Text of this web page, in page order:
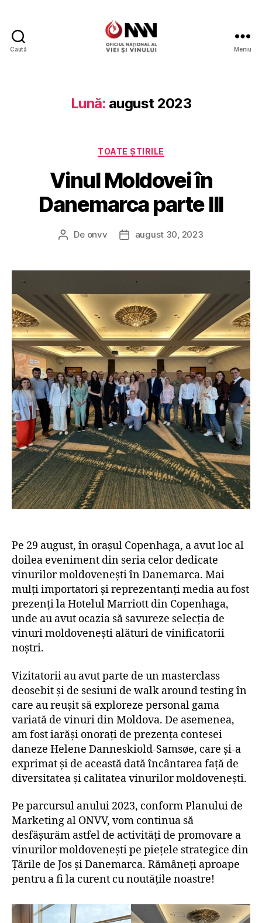
Caută Meniu
Lună: august 2023
Categorii
TOATE ȘTIRILE
Vinul Moldovei în
Danemarca parte III
Autor
De onvv
Datăaugust 30, 2023
Pe 29 august, în orașul Copenhaga, a avut loc al
doilea eveniment din seria celor dedicate
vinurilor moldovenești în Danemarca. Mai
mulți importatori și reprezentanți media au fost
prezenți la Hotelul Marriott din Copenhaga,
unde au avut ocazia să savureze selecția de
vinuri moldovenești alături de vinificatorii
noștri.
Vizitatorii au avut parte de un masterclass
deosebit și de sesiuni de walk around testing în
care au reușit să exploreze personal gama
variată de vinuri din Moldova. De asemenea,
am fost iarăși onorați de prezența contesei
daneze Helene Danneskiold-Samsøe, care și-a
exprimat și de această dată încântarea față de
diversitatea și calitatea vinurilor moldovenești.
Pe parcursul anului 2023, conform Planului de
Marketing al ONVV, vom continua să
desfășurăm astfel de activități de promovare a
vinurilor moldovenești pe piețele strategice din
Țările de Jos și Danemarca. Rămâneți aproape
pentru a fi la curent cu noutățile noastre!